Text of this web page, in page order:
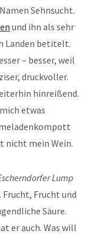
Sehnsucht.
und ihn als sehr
Landen betitelt.
– besser, weil
druckvoller.
hinreißend.
etwas
nicht mein Wein.
Lump
Frucht, Frucht und
Säure.
er auch. Was will